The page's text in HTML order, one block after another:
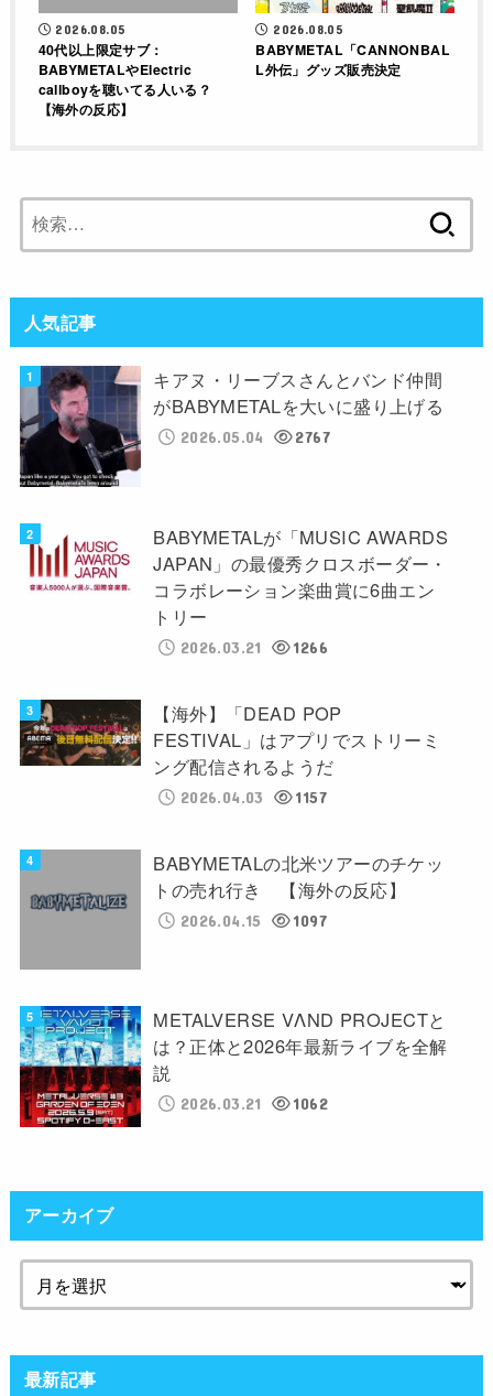
2026.08.05
40代以上限定サブ：
BABYMETALやElectric
callboyを聴いてる人いる？
【海外の反応】
2026.08.05
BABYMETAL「CANNONBAL
L外伝」グッズ販売決定
索:
人気記事
キアヌ・リーブスさんとバンド仲間
がBABYMETALを大いに盛り上げる
2026.05.04 2767
BABYMETALが「MUSIC AWARDS
JAPAN」の最優秀クロスボーダー・
コラボレーション楽曲賞に6曲エン
トリー
2026.03.21 1266
【海外】「DEAD POP
FESTIVAL」はアプリでストリーミ
ング配信されるようだ
2026.04.03 1157
BABYMETALの北米ツアーのチケッ
トの売れ行き 【海外の反応】
2026.04.15 1097
METALVERSE VΛND PROJECTと
は？正体と2026年最新ライブを全解
説
2026.03.21 1062
アーカイブ
最新記事